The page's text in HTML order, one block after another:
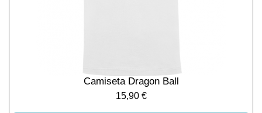
Camiseta Dragon Ball
15,90 €